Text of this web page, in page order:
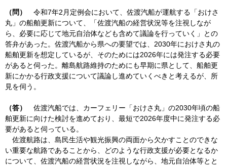
（問） 令和7年2月定例会において、佐渡汽船が運航する「おけさ
丸」の船舶更新について、「佐渡汽船の経営状況等を注視しなが
ら、必要に応じて地元自治体なども含めて議論を行っていく」との
答弁があった。佐渡汽船から県への要望では、2030年におけさ丸の
船舶更新を想定しているが、そのためには2026年には発注する必要
があると伺った。離島航路維持のためにも早期に県として、船舶更
新にかかる行政支援について議論し進めていくべきと考えるが、所
見を伺う。
（答） 佐渡汽船では、カーフェリー「おけさ丸」の2030年頃の船
舶更新に向けた検討を進めており、最短で2026年度中に発注する必
要があると伺っている。
佐渡航路は、島民生活や観光振興の両面から欠かすことのできな
い重要な航路であることから、どのような行政支援が必要となるか
について、佐渡汽船の経営状況を注視しながら、地元自治体等とと